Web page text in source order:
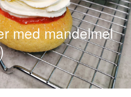
med mandelmel